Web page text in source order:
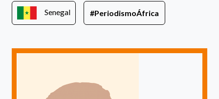
Senegal #PeriodismoÁfrica